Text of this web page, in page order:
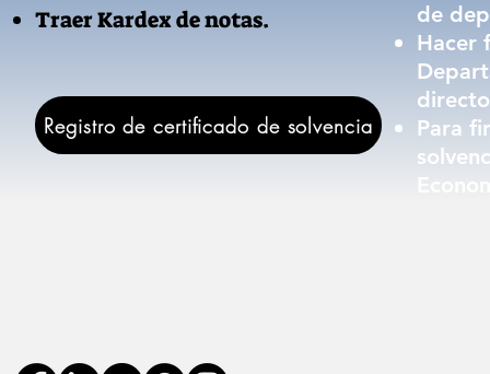
Traer Kardex de notas.
de
Hacer
Para
Registro de certificado de solvencia